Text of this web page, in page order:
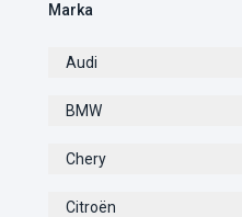
Marka
Audi
BMW
Chery
Citroën